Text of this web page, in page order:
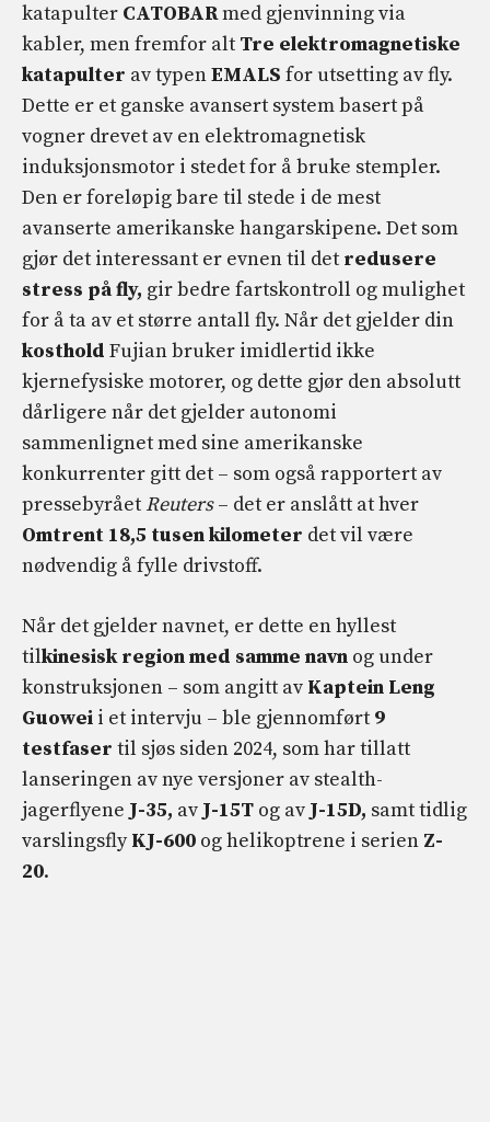
katapulter CATOBARmed gjenvinning via
kabler, men fremfor alt Tre elektromagnetiske
katapulter av typenEMALS for utsetting av fly.
Dette er et ganske avansert system basert på
vogner drevet av en elektromagnetisk
induksjonsmotor i stedet for å bruke stempler.
Den er foreløpig bare til stede i de mest
avanserte amerikanske hangarskipene. Det som
gjør det interessant er evnen til det redusere
stress på fly, gir bedre fartskontroll og mulighet
for å ta av et større antall fly. Når det gjelder din
kosthold Fujian bruker imidlertid ikke
kjernefysiske motorer, og dette gjør den absolutt
dårligere når det gjelder autonomi
sammenlignet med sine amerikanske
konkurrenter gitt det – som også rapportert av
pressebyrået Reuters– det er anslått at hver
Omtrent 18,5 tusen kilometer det vil være
nødvendig å fylle drivstoff.
Når det gjelder navnet, er dette en hyllest
tilkinesisk region med samme navn og under
konstruksjonen – som angitt av Kaptein Leng
Guowei i et intervju – ble gjennomført 9
testfaser til sjøs siden 2024, som har tillatt
lanseringen av nye versjoner av stealth-
jagerflyene J-35, av J-15T og av J-15D, samt tidlig
varslingsflyKJ-600 og helikoptrene i serien Z-
20.